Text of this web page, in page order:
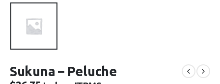
Sukuna – Peluche